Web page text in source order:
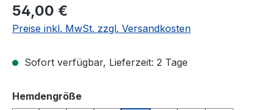
Regulärer Preis:
54,00 €
Preise inkl. MwSt. zzgl. Versandkosten
Sofort verfügbar, Lieferzeit: 2 Tage
Hemdengrößeauswählen